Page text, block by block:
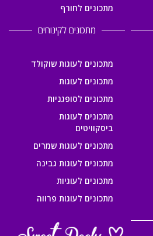
מתכונים לחורף
מתכונים לקינוחים
מתכונים לעוגות שוקולד
מתכונים לעוגות
מתכונים לסופגניות
מתכונים לעוגות
ביסקוויטים
מתכונים לעוגות שמרים
מתכונים לעוגות גבינה
מתכונים לעוגיות
מתכונים לעוגות פרווה